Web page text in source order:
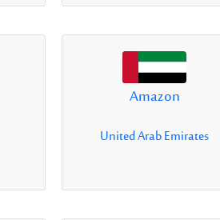
Amazon
United Arab Emirates